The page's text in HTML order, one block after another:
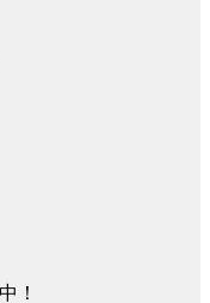
！